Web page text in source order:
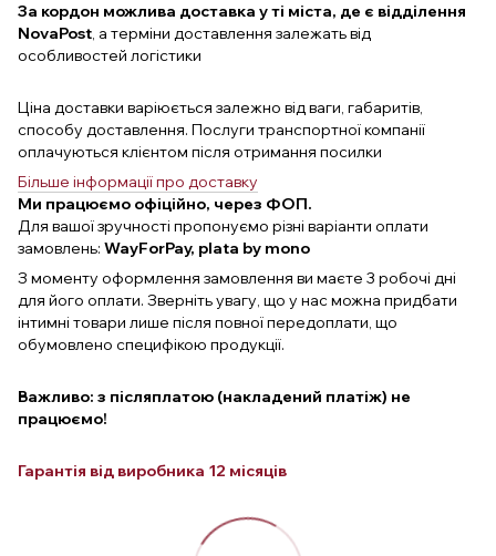
За кордон можлива доставка у ті міста, де є відділення
NovaPost, а терміни доставлення залежать від
особливостей логістики
Ціна доставки варіюється залежно від ваги, габаритів,
способу доставлення. Послуги транспортної компанії
оплачуються клієнтом після отримання посилки
Більше інформації про доставку
Ми працюємо офіційно, через ФОП.
Для вашої зручності пропонуємо різні варіанти оплати
замовлень: WayForPay, plata by mono
З моменту оформлення замовлення ви маєте 3 робочі дні
для його оплати. Зверніть увагу, що у нас можна придбати
інтимні товари лише після повної передоплати, що
обумовлено специфікою продукції.
Важливо: з післяплатою (накладений платіж) не
працюємо!
Гарантія від виробника 12 місяців